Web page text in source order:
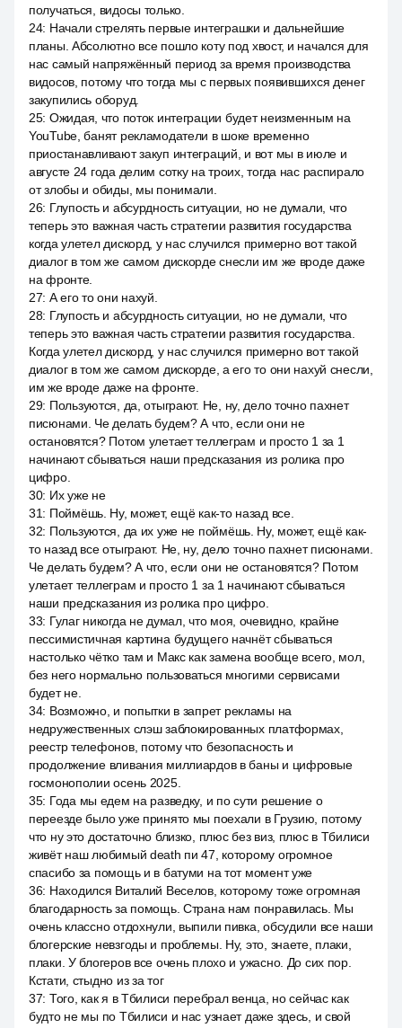
получаться, видосы только.
24: Начали стрелять первые интеграшки и дальнейшие
планы. Абсолютно все пошло коту под хвост, и начался для
нас самый напряжённый период за время производства
видосов, потому что тогда мы с первых появившихся денег
закупились оборуд.
25: Ожидая, что поток интеграции будет неизменным на
YouTube, банят рекламодатели в шоке временно
приостанавливают закуп интеграций, и вот мы в июле и
августе 24 года делим сотку на троих, тогда нас распирало
от злобы и обиды, мы понимали.
26: Глупость и абсурдность ситуации, но не думали, что
теперь это важная часть стратегии развития государства
когда улетел дискорд, у нас случился примерно вот такой
диалог в том же самом дискорде снесли им же вроде даже
на фронте.
27: А его то они нахуй.
28: Глупость и абсурдность ситуации, но не думали, что
теперь это важная часть стратегии развития государства.
Когда улетел дискорд, у нас случился примерно вот такой
диалог в том же самом дискорде, а его то они нахуй снесли,
им же вроде даже на фронте.
29: Пользуются, да, отыграют. Не, ну, дело точно пахнет
писюнами. Че делать будем? А что, если они не
остановятся? Потом улетает теллеграм и просто 1 за 1
начинают сбываться наши предсказания из ролика про
цифро.
30: Их уже не
31: Поймёшь. Ну, может, ещё как-то назад все.
32: Пользуются, да их уже не поймёшь. Ну, может, ещё как-
то назад все отыграют. Не, ну, дело точно пахнет писюнами.
Че делать будем? А что, если они не остановятся? Потом
улетает теллеграм и просто 1 за 1 начинают сбываться
наши предсказания из ролика про цифро.
33: Гулаг никогда не думал, что моя, очевидно, крайне
пессимистичная картина будущего начнёт сбываться
настолько чётко там и Макс как замена вообще всего, мол,
без него нормально пользоваться многими сервисами
будет не.
34: Возможно, и попытки в запрет рекламы на
недружественных слэш заблокированных платформах,
реестр телефонов, потому что безопасность и
продолжение вливания миллиардов в баны и цифровые
госмонополии осень 2025.
35: Года мы едем на разведку, и по сути решение о
переезде было уже принято мы поехали в Грузию, потому
что ну это достаточно близко, плюс без виз, плюс в Тбилиси
живёт наш любимый death пи 47, которому огромное
спасибо за помощь и в батуми на тот момент уже
36: Находился Виталий Веселов, которому тоже огромная
благодарность за помощь. Страна нам понравилась. Мы
очень классно отдохнули, выпили пивка, обсудили все наши
блогерские невзгоды и проблемы. Ну, это, знаете, плаки,
плаки. У блогеров все очень плохо и ужасно. До сих пор.
Кстати, стыдно из за тог
37: Того, как я в Тбилиси перебрал венца, но сейчас как
будто не мы по Тбилиси и нас узнает даже здесь, и свой